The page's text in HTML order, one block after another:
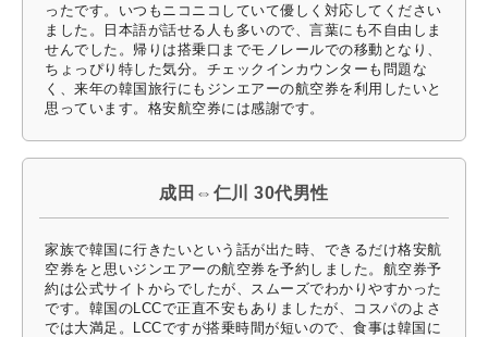
ったです。いつもニコニコしていて優しく対応してください
ました。日本語が話せる人も多いので、言葉にも不自由しま
せんでした。帰りは搭乗口までモノレールでの移動となり、
ちょっぴり特した気分。チェックインカウンターも問題な
く、来年の韓国旅行にもジンエアーの航空券を利用したいと
思っています。格安航空券には感謝です。
成田⇔仁川 30代男性
家族で韓国に行きたいという話が出た時、できるだけ格安航
空券をと思いジンエアーの航空券を予約しました。航空券予
約は公式サイトからでしたが、スムーズでわかりやすかった
です。韓国のLCCで正直不安もありましたが、コスパのよさ
では大満足。LCCですが搭乗時間が短いので、食事は韓国に